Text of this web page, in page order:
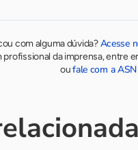
com alguma dúvida?Acesse
profissional da imprensa, entre
oufale com a